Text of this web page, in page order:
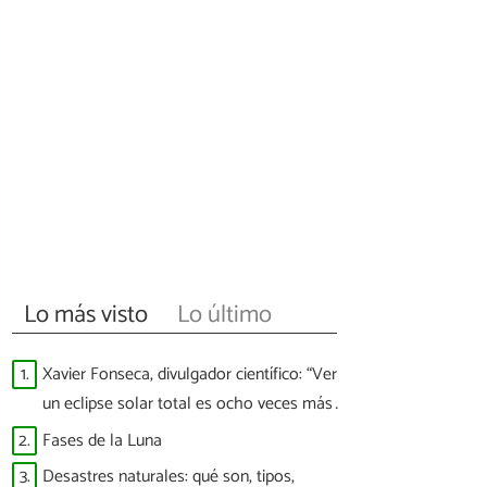
Lo más visto Lo último
1. Xavier Fonseca, divulgador científico: “Ver
un eclipse solar total es ocho veces más
difícil que ver a España ganar un Mundial”
2. Fases de la Luna
3. Desastres naturales: qué son, tipos,